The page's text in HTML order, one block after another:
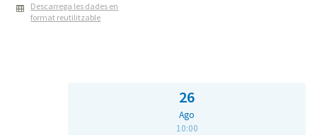
Descarrega les dades en
format reutilitzable
26
Ago
10:00